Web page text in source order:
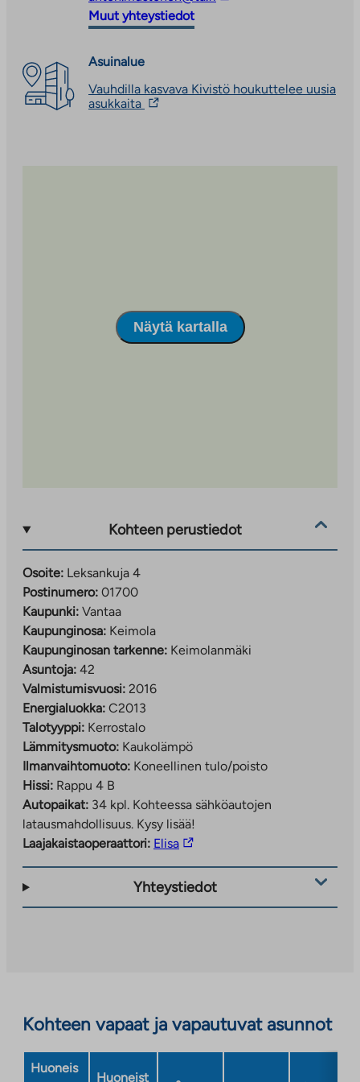
Muut yhteystiedot
Asuinalue
Vauhdilla kasvava Kivistö houkuttelee uusia
asukkaita Linkki
Näytä kartalla
Kohteen perustiedot
Osoite: Leksankuja 4
Postinumero: 01700
Kaupunki: Vantaa
Kaupunginosa: Keimola
Kaupunginosan tarkenne: Keimolanmäki
Asuntoja: 42
Valmistumisvuosi: 2016
Energialuokka: C2013
Talotyyppi: Kerrostalo
Lämmitysmuoto: Kaukolämpö
Ilmanvaihtomuoto: Koneellinen tulo/poisto
Hissi: Rappu 4 B
Autopaikat: 34 kpl. Kohteessa sähköautojen
latausmahdollisuus. Kysy lisää!
Laajakaistaoperaattori: ElisaLinkki
ulkopuoliseen
Yhteystiedot
Kohteen vapaat ja vapautuvat asunnot
Huoneis
Huoneist